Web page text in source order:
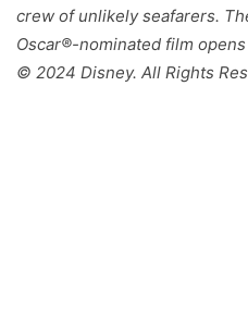
crew of unlikely seafarers.
Oscar®-nominated film
© 2024 Disney. All Rights